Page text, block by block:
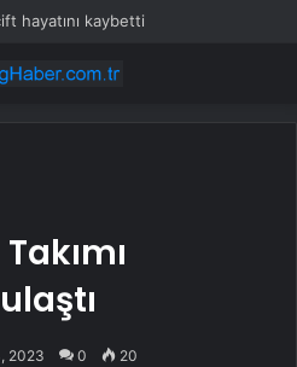
hayatını kaybetti
2023 0 20